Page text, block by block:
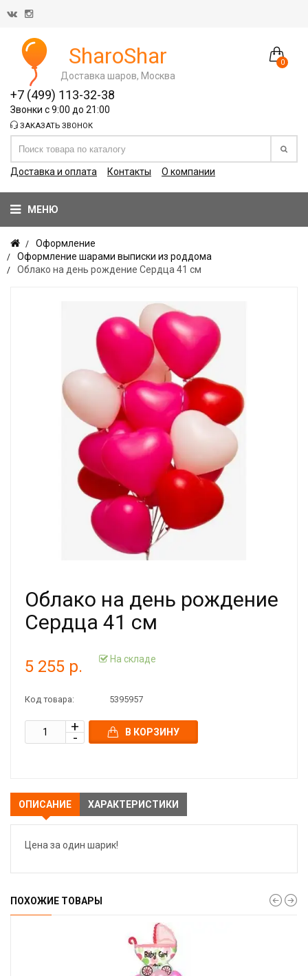
0
SharoShar
Доставка шаров, Москва
+7 (499) 113-32-38
Звонки с 9:00 до 21:00
ЗАКАЗАТЬ ЗВОНОК
Доставка и оплата Контакты О компании
МЕНЮ
Оформление
Оформление шарами выписки из роддома
Облако на день рождение Сердца 41 см
Облако на день рождение
Сердца 41 см
5 255 р. На складе
Код товара: 5395957
В КОРЗИНУ
ОПИСАНИЕ ХАРАКТЕРИСТИКИ
Цена за один шарик!
ПОХОЖИЕ ТОВАРЫ